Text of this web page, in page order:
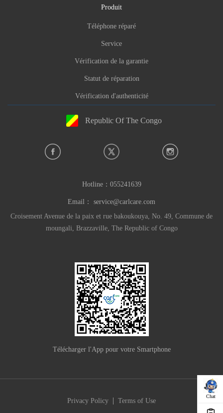
Chat
Produit
Téléphone réparé
Service
Vérification de la garantie
Statut de réparation
Vérification d'authenticité
Republic Of The Congo
Hotline： 055241639
Email： service@carlcare.com
Croisement Avenue de la paix et rue bakoukouya, No. 49, Commune de
moungali, Brazzaville, The Republic of Congo
Télécharger l'App pour votre Smartphone
Privacy Policy | Terms of Use